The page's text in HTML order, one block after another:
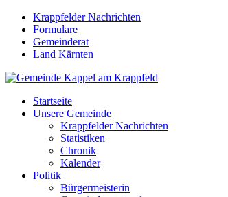
Krappfelder Nachrichten
Formulare
Gemeinderat
Land Kärnten
Startseite
Unsere Gemeinde
Krappfelder Nachrichten
Statistiken
Chronik
Kalender
Politik
Bürgermeisterin